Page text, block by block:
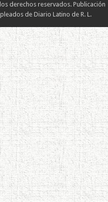
derechos reservados. Publicación
de Diario Latino de R. L.